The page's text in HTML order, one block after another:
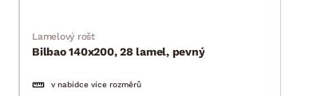
Lamelový rošt
Bilbao 140x200, 28 lamel, pevný
v nabídce více rozměrů